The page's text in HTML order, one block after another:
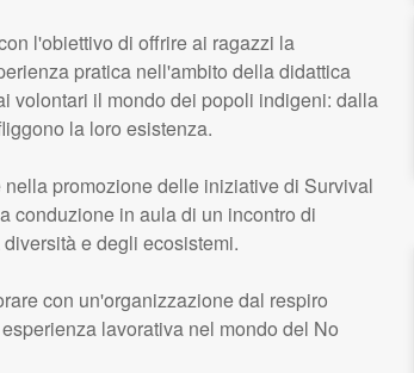
l'obiettivo di offrire ai ragazzi la
pratica nell'ambito della didattica
volontari il mondo dei popoli indigeni: dalla
la loro esistenza.
promozione delle iniziative di Survival
conduzione in aula di un incontro di
e degli ecosistemi.
con un'organizzazione dal respiro
lavorativa nel mondo del No